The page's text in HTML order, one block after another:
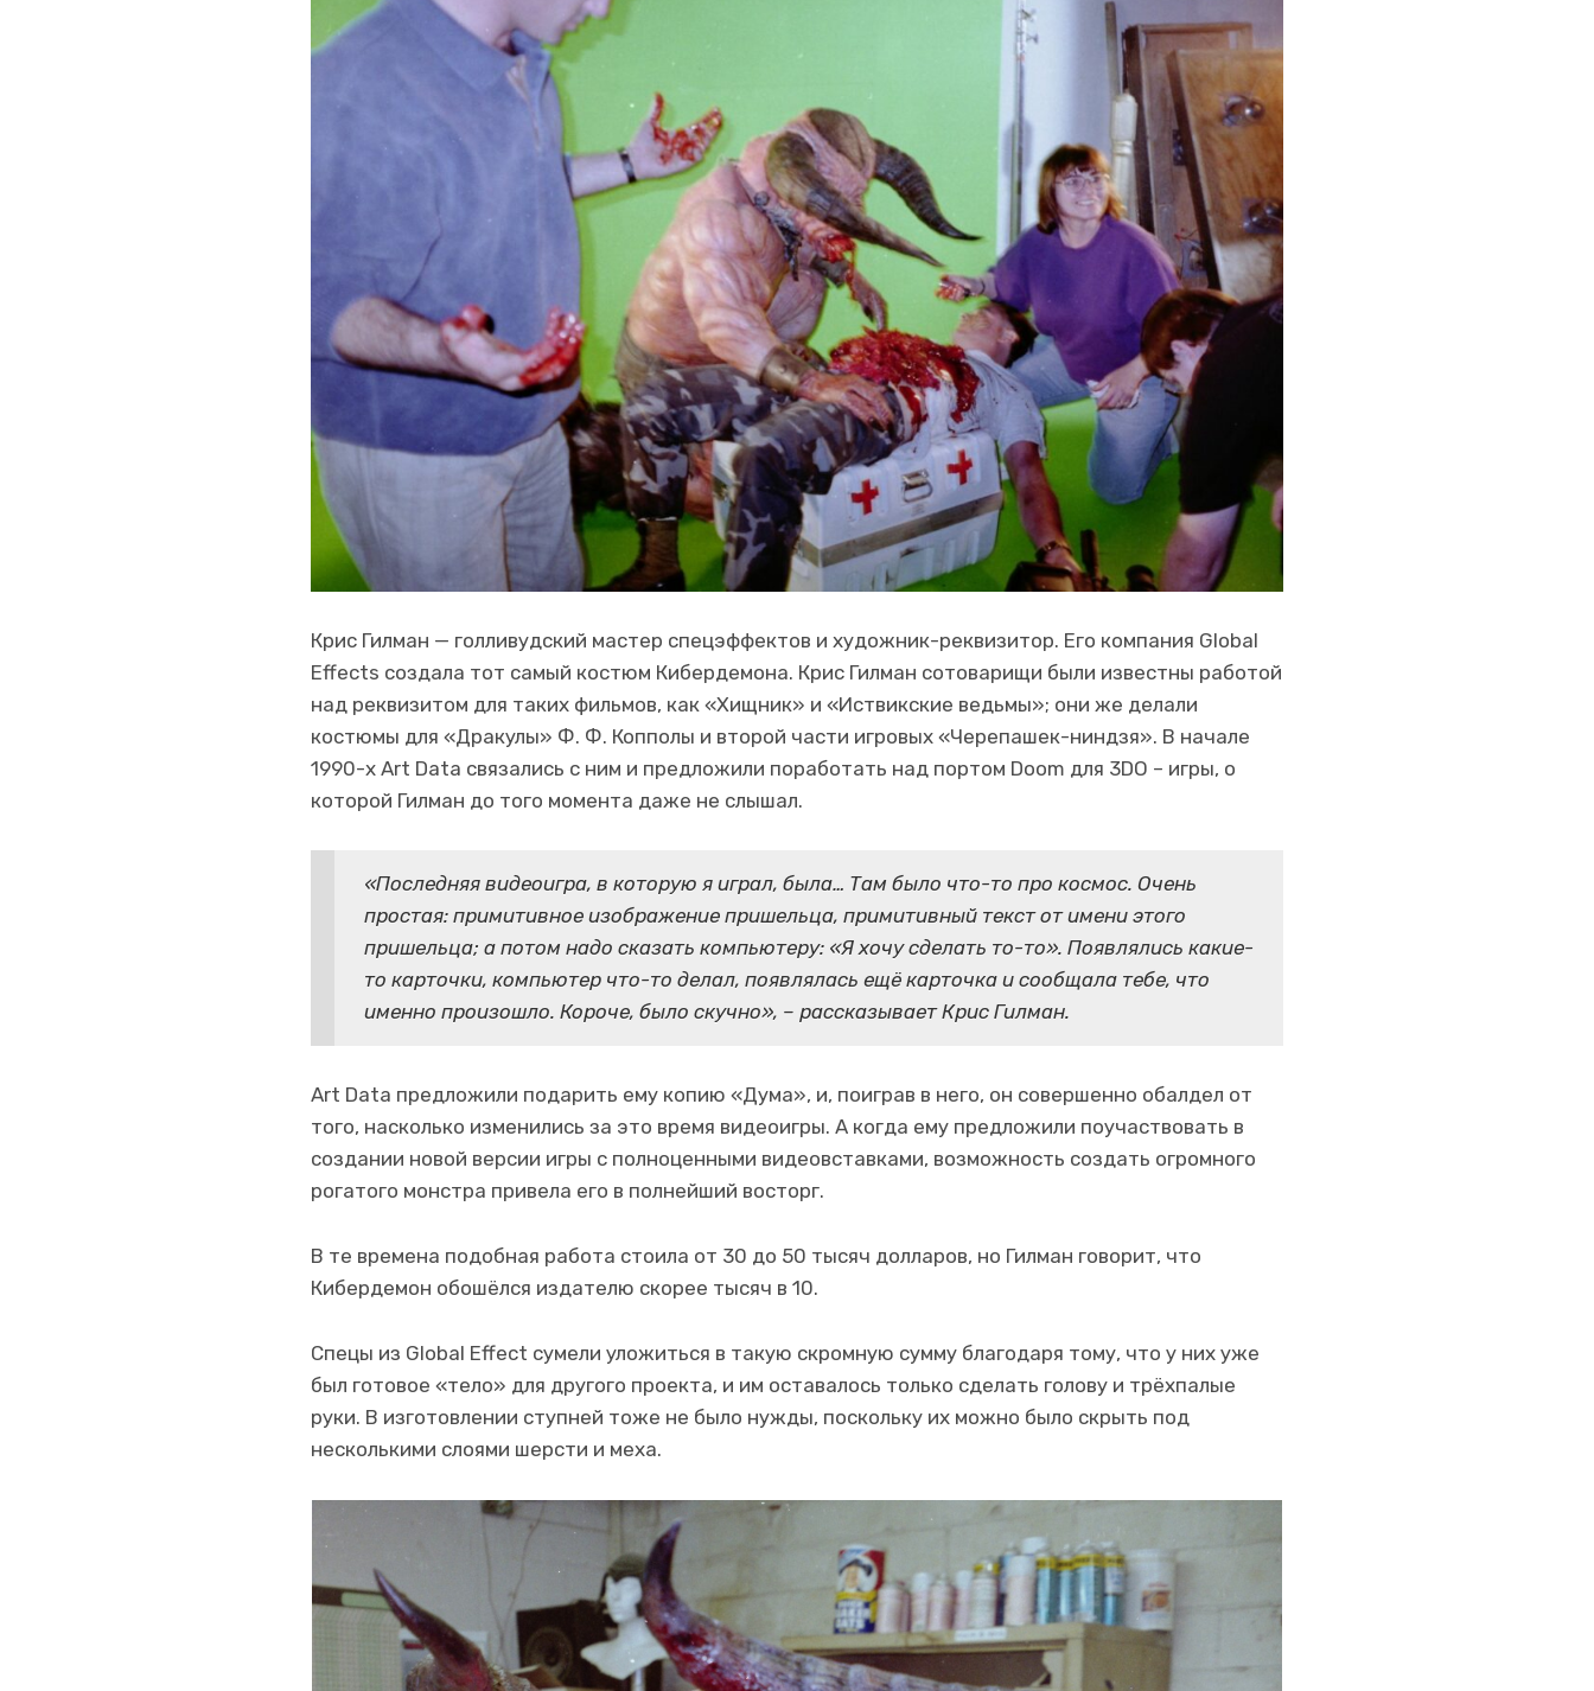
Крис Гилман — голливудский мастер спецэффектов и художник-реквизитор. Его компания Global
Effects создала тот самый костюм Кибердемона. Крис Гилман сотоварищи были известны работой
над реквизитом для таких фильмов, как «Хищник» и «Иствикские ведьмы»; они же делали
костюмы для «Дракулы» Ф. Ф. Копполы и второй части игровых «Черепашек-ниндзя». В начале
1990-х Art Data связались с ним и предложили поработать над портом Doom для 3DO – игры, о
которой Гилман до того момента даже не слышал.
«Последняя видеоигра, в которую я играл, была… Там было что-то про космос. Очень
простая: примитивное изображение пришельца, примитивный текст от имени этого
пришельца; а потом надо сказать компьютеру: «Я хочу сделать то-то». Появлялись какие-
то карточки, компьютер что-то делал, появлялась ещё карточка и сообщала тебе, что
именно произошло. Короче, было скучно», – рассказывает Крис Гилман.
Art Data предложили подарить ему копию «Дума», и, поиграв в него, он совершенно обалдел от
того, насколько изменились за это время видеоигры. А когда ему предложили поучаствовать в
создании новой версии игры с полноценными видеовставками, возможность создать огромного
рогатого монстра привела его в полнейший восторг.
В те времена подобная работа стоила от 30 до 50 тысяч долларов, но Гилман говорит, что
Кибердемон обошёлся издателю скорее тысяч в 10.
Спецы из Global Effect сумели уложиться в такую скромную сумму благодаря тому, что у них уже
был готовое «тело» для другого проекта, и им оставалось только сделать голову и трёхпалые
руки. В изготовлении ступней тоже не было нужды, поскольку их можно было скрыть под
несколькими слоями шерсти и меха.